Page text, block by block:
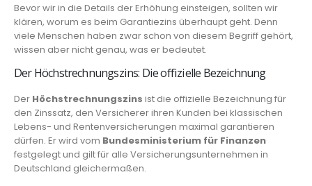
Bevor wir in die Details der Erhöhung einsteigen, sollten wir
klären, worum es beim Garantiezins überhaupt geht. Denn
viele Menschen haben zwar schon von diesem Begriff gehört,
wissen aber nicht genau, was er bedeutet.
Der Höchstrechnungszins: Die offizielle Bezeichnung
Der Höchstrechnungszins ist die offizielle Bezeichnung für
den Zinssatz, den Versicherer ihren Kunden bei klassischen
Lebens- und Rentenversicherungen maximal garantieren
dürfen. Er wird vom Bundesministerium für Finanzen
festgelegt und gilt für alle Versicherungsunternehmen in
Deutschland gleichermaßen.